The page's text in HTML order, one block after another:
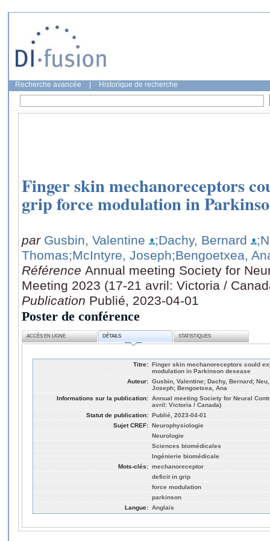
Recherche avancée Historique de recherche
Finger skin mechanoreceptors
grip force modulation in
par Gusbin, Valentine ;Dachy, Bernard
Thomas;McIntyre, Joseph;Bengoetxea,
Référence Annual meeting Society for
Meeting 2023 (17-21 avril: Victoria /
Publication Publié, 2023-04-01
Poster de conférence
ACCÈS EN LIGNE DÉTAILS STATISTIQUES
Titre: Finger skin mechanoreceptors could
modulation in Parkinson desease
Auteur: Gusbin, Valentine; Dachy, Bernard;
Joseph; Bengoetxea, Ana
Informations sur la publication: Annual meeting Society for Neural
avril: Victoria / Canada)
Statut de publication: Publié, 2023-04-01
Sujet CREF: Neurophysiologie
Neurologie
Sciences biomédicales
Ingénierie biomédicale
Mots-clés: mechanoreceptor
deficit in grip
force modulation
parkinson
Langue: Anglais